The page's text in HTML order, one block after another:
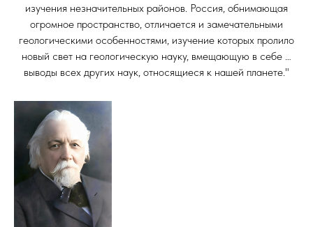
изучения незначительных районов. Россия, обнимающая
огромное пространство, отличается и замечательными
геологическими особенностями, изучение которых пролило
новый свет на геологическую науку, вмещающую в себе …
выводы всех других наук, относящиеся к нашей планете."